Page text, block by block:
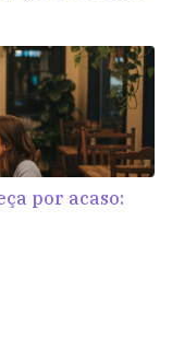
por acaso: